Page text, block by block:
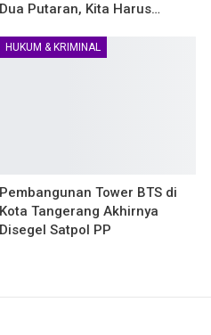
Dua Putaran, Kita Harus…
HUKUM & KRIMINAL
Pembangunan Tower BTS di
Kota Tangerang Akhirnya
Disegel Satpol PP